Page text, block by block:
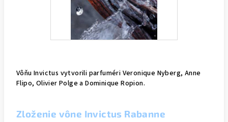
Vôňu Invictus vytvorili parfuméri Veronique Nyberg, Anne
Flipo, Olivier Polge a Dominique Ropion.
Zloženie vône Invictus Rabanne